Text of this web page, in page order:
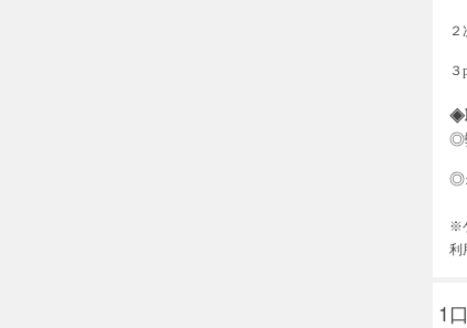
２
３
◈
◎
◎
※
利
1